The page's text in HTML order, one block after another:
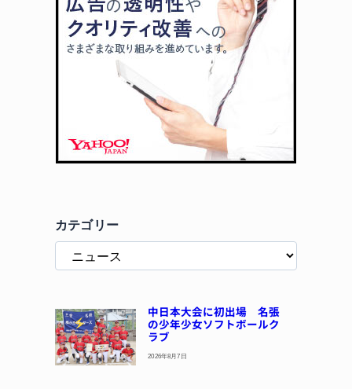
カテゴリー
中日本大会に初出場 名張
の少年少女ソフトボールク
ラブ
2026年8月7日